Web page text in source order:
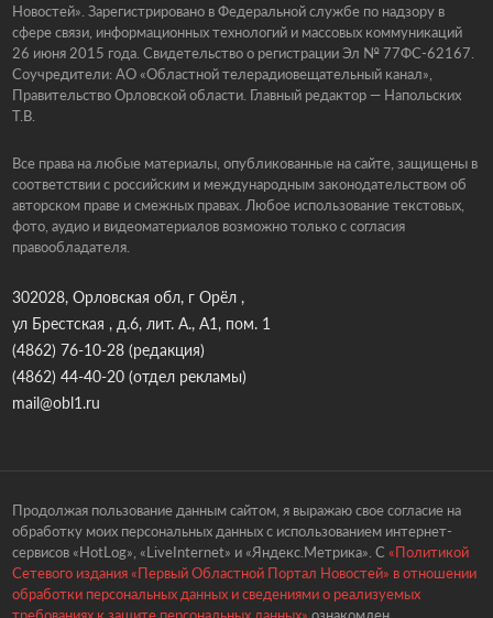
Новостей». Зарегистрировано в Федеральной службе по надзору в
сфере связи, информационных технологий и массовых коммуникаций
26 июня 2015 года. Свидетельство о регистрации Эл № 77ФС-62167.
Соучредители: АО «Областной телерадиовещательный канал»,
Правительство Орловской области. Главный редактор — Напольских
Т.В.
Все права на любые материалы, опубликованные на сайте, защищены в
соответствии с российским и международным законодательством об
авторском праве и смежных правах. Любое использование текстовых,
фото, аудио и видеоматериалов возможно только с согласия
правообладателя.
302028, Орловская обл, г Орёл ,
ул Брестская , д.6, лит. А., А1, пом. 1
(4862) 76-10-28(редакция)
(4862) 44-40-20(отдел рекламы)
mail@obl1.ru
Продолжая пользование данным сайтом, я выражаю свое согласие на
обработку моих персональных данных с использованием интернет-
сервисов «HotLog», «LiveInternet» и «Яндекс.Метрика». С «Политикой
Сетевого издания «Первый Областной Портал Новостей» в отношении
обработки персональных данных и сведениями о реализуемых
требованиях к защите персональных данных» ознакомлен.